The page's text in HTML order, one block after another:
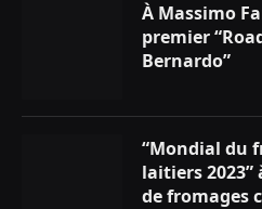
À Massimo
premier
Bernardo”
“Mondial du
laitiers 2023”
de fromages